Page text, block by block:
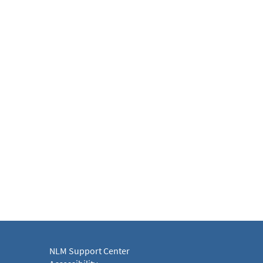
NLM Support Center